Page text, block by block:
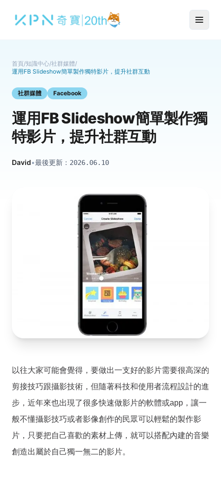
首頁/知識中心/社群媒體/
運用FB Slideshow簡單製作獨特影片，提升社群互動
社群媒體 Facebook
運用FB Slideshow簡單製作獨
特影片，提升社群互動
David•最後更新： 2026.06.10
以往大家可能會覺得，要做出一支好的影片需要很高深的
剪接技巧跟攝影技術，但隨著科技和使用者流程設計的進
步，近年來也出現了很多快速做影片的軟體或app，讓一
般不懂攝影技巧或者影像創作的民眾可以輕鬆的製作影
片，只要把自己喜歡的素材上傳，就可以搭配內建的音樂
創造出屬於自己獨一無二的影片。